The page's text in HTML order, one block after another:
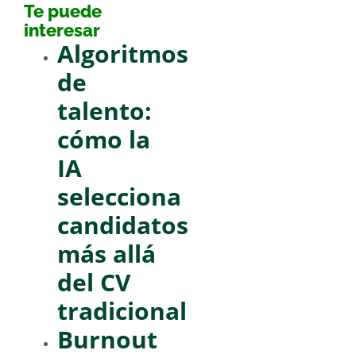
Te puede
interesar
Algoritmos
de
talento:
cómo la
IA
selecciona
candidatos
más allá
del CV
tradicional
Burnout